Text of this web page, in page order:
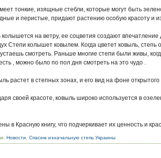
тонкие, изящные стебли, которые могут быть
и перистые, придают растению особую красоту и
на ветру, ее соцветия создают
Степи колышет ковылем. Когда цветет ковыль,
смотреть. Раньше многие степи были живы,
, можно было по пол дня смотреть на это чудо .
растет в степных зонах, и его вид на фоне
своей красоте, ковыль широко используется в
в Красную книгу, что подчеркивает их ценность и
Новости ,Спасем изначальную степь Украины